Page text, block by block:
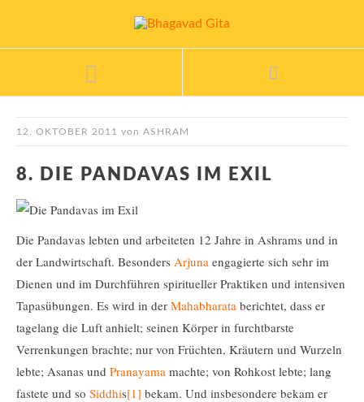
12. OKTOBER 2011 von ASHRAM
8. DIE PANDAVAS IM EXIL
Die Pandavas lebten und arbeiteten 12 Jahre in Ashrams und in
der Landwirtschaft. Besonders Arjuna engagierte sich sehr im
Dienen und im Durchführen spiritueller Praktiken und intensiven
Tapasübungen. Es wird in der Mahabharata berichtet, dass er
tagelang die Luft anhielt; seinen Körper in furchtbarste
Verrenkungen brachte; nur von Früchten, Kräutern und Wurzeln
lebte; Asanas und Pranayama machte; von Rohkost lebte; lang
fastete und so Siddhis[1] bekam. Und insbesondere bekam er